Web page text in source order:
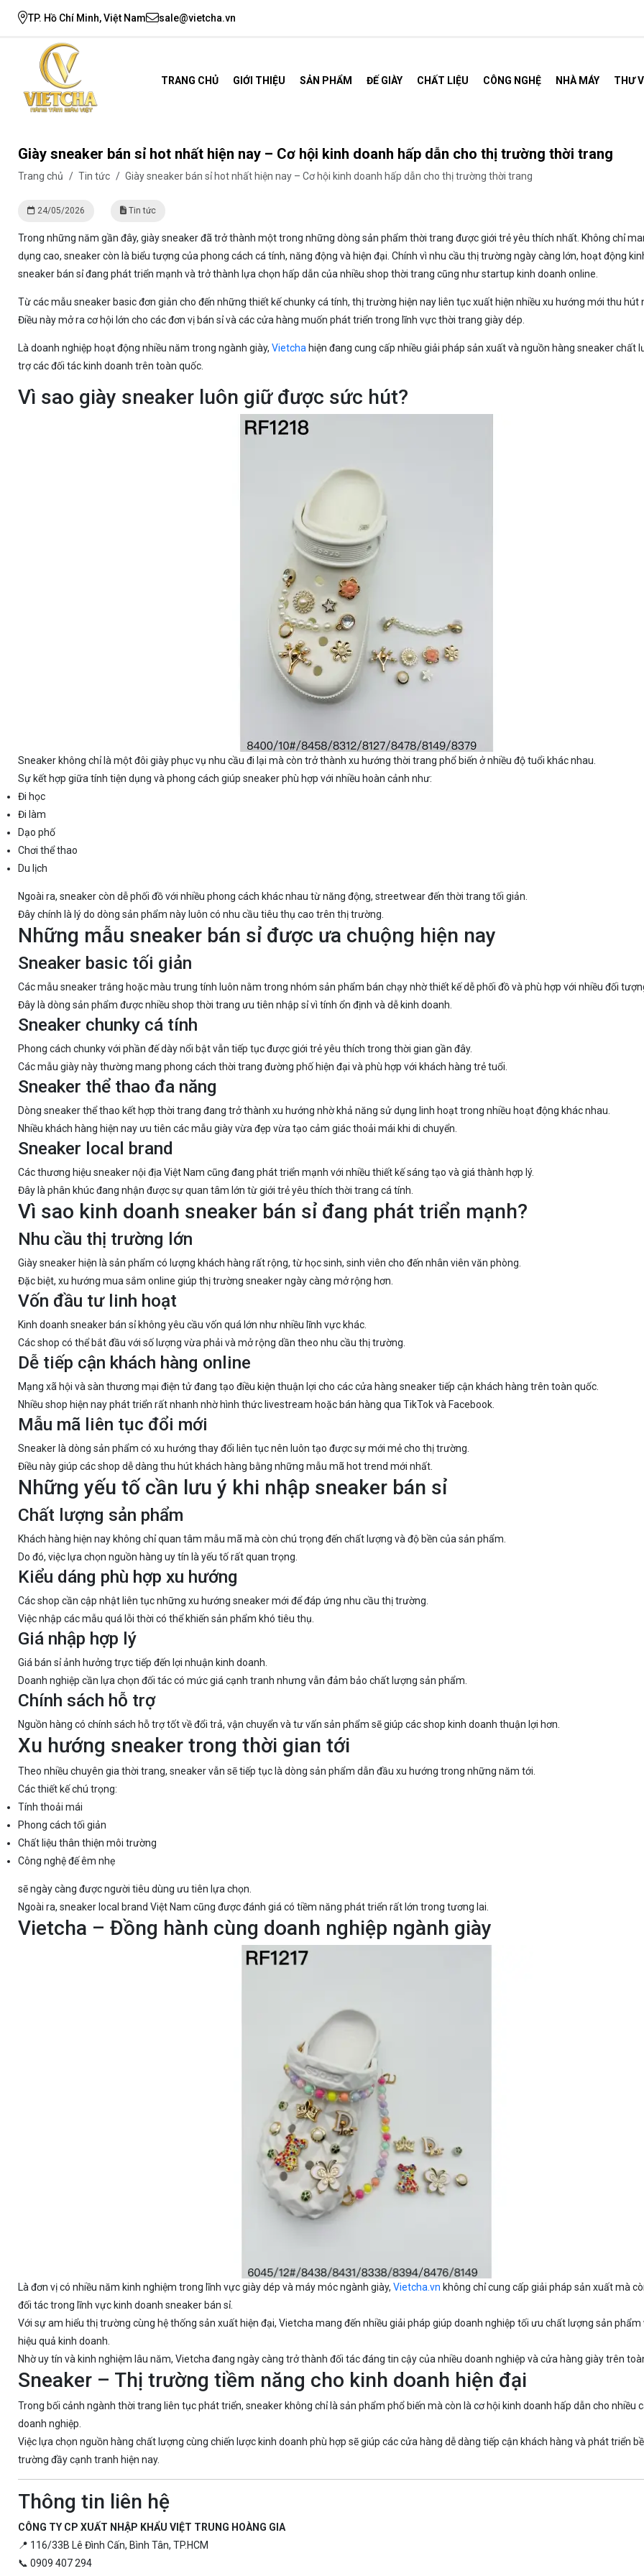
TP. Hồ Chí Minh, Việt Nam sale@vietcha.vn
TRANG CHỦ GIỚI THIỆU SẢN PHẨM ĐẾ GIÀY CHẤT LIỆU CÔNG NGHỆ NHÀ MÁY THƯ
Giày sneaker bán sỉ hot nhất hiện nay – Cơ hội kinh doanh hấp dẫn cho thị trường thời trang
Trang chủ / Tin tức / Giày sneaker bán sỉ hot nhất hiện nay – Cơ hội kinh doanh hấp dẫn cho thị trường thời trang
24/05/2026 Tin tức
Trong những năm gần đây, giày sneaker đã trở thành một trong những dòng sản phẩm thời trang được giới trẻ yêu thích nhất. Không chỉ
dụng cao, sneaker còn là biểu tượng của phong cách cá tính, năng động và hiện đại. Chính vì nhu cầu thị trường ngày càng lớn, hoạt động
sneaker bán sỉ đang phát triển mạnh và trở thành lựa chọn hấp dẫn của nhiều shop thời trang cũng như startup kinh doanh online.
Từ các mẫu sneaker basic đơn giản cho đến những thiết kế chunky cá tính, thị trường hiện nay liên tục xuất hiện nhiều xu hướng mới thu hút
Điều này mở ra cơ hội lớn cho các đơn vị bán sỉ và các cửa hàng muốn phát triển trong lĩnh vực thời trang giày dép.
Là doanh nghiệp hoạt động nhiều năm trong ngành giày, Vietcha hiện đang cung cấp nhiều giải pháp sản xuất và nguồn hàng sneaker chất
trợ các đối tác kinh doanh trên toàn quốc.
Vì sao giày sneaker luôn giữ được sức hút?
Sneaker không chỉ là một đôi giày phục vụ nhu cầu đi lại mà còn trở thành xu hướng thời trang phổ biến ở nhiều độ tuổi khác nhau.
Sự kết hợp giữa tính tiện dụng và phong cách giúp sneaker phù hợp với nhiều hoàn cảnh như:
Đi học
Đi làm
Dạo phố
Chơi thể thao
Du lịch
Ngoài ra, sneaker còn dễ phối đồ với nhiều phong cách khác nhau từ năng động, streetwear đến thời trang tối giản.
Đây chính là lý do dòng sản phẩm này luôn có nhu cầu tiêu thụ cao trên thị trường.
Những mẫu sneaker bán sỉ được ưa chuộng hiện nay
Sneaker basic tối giản
Các mẫu sneaker trắng hoặc màu trung tính luôn nằm trong nhóm sản phẩm bán chạy nhờ thiết kế dễ phối đồ và phù hợp với nhiều đối
Đây là dòng sản phẩm được nhiều shop thời trang ưu tiên nhập sỉ vì tính ổn định và dễ kinh doanh.
Sneaker chunky cá tính
Phong cách chunky với phần đế dày nổi bật vẫn tiếp tục được giới trẻ yêu thích trong thời gian gần đây.
Các mẫu giày này thường mang phong cách thời trang đường phố hiện đại và phù hợp với khách hàng trẻ tuổi.
Sneaker thể thao đa năng
Dòng sneaker thể thao kết hợp thời trang đang trở thành xu hướng nhờ khả năng sử dụng linh hoạt trong nhiều hoạt động khác nhau.
Nhiều khách hàng hiện nay ưu tiên các mẫu giày vừa đẹp vừa tạo cảm giác thoải mái khi di chuyển.
Sneaker local brand
Các thương hiệu sneaker nội địa Việt Nam cũng đang phát triển mạnh với nhiều thiết kế sáng tạo và giá thành hợp lý.
Đây là phân khúc đang nhận được sự quan tâm lớn từ giới trẻ yêu thích thời trang cá tính.
Vì sao kinh doanh sneaker bán sỉ đang phát triển mạnh?
Nhu cầu thị trường lớn
Giày sneaker hiện là sản phẩm có lượng khách hàng rất rộng, từ học sinh, sinh viên cho đến nhân viên văn phòng.
Đặc biệt, xu hướng mua sắm online giúp thị trường sneaker ngày càng mở rộng hơn.
Vốn đầu tư linh hoạt
Kinh doanh sneaker bán sỉ không yêu cầu vốn quá lớn như nhiều lĩnh vực khác.
Các shop có thể bắt đầu với số lượng vừa phải và mở rộng dần theo nhu cầu thị trường.
Dễ tiếp cận khách hàng online
Mạng xã hội và sàn thương mại điện tử đang tạo điều kiện thuận lợi cho các cửa hàng sneaker tiếp cận khách hàng trên toàn quốc.
Nhiều shop hiện nay phát triển rất nhanh nhờ hình thức livestream hoặc bán hàng qua TikTok và Facebook.
Mẫu mã liên tục đổi mới
Sneaker là dòng sản phẩm có xu hướng thay đổi liên tục nên luôn tạo được sự mới mẻ cho thị trường.
Điều này giúp các shop dễ dàng thu hút khách hàng bằng những mẫu mã hot trend mới nhất.
Những yếu tố cần lưu ý khi nhập sneaker bán sỉ
Chất lượng sản phẩm
Khách hàng hiện nay không chỉ quan tâm mẫu mã mà còn chú trọng đến chất lượng và độ bền của sản phẩm.
Do đó, việc lựa chọn nguồn hàng uy tín là yếu tố rất quan trọng.
Kiểu dáng phù hợp xu hướng
Các shop cần cập nhật liên tục những xu hướng sneaker mới để đáp ứng nhu cầu thị trường.
Việc nhập các mẫu quá lỗi thời có thể khiến sản phẩm khó tiêu thụ.
Giá nhập hợp lý
Giá bán sỉ ảnh hưởng trực tiếp đến lợi nhuận kinh doanh.
Doanh nghiệp cần lựa chọn đối tác có mức giá cạnh tranh nhưng vẫn đảm bảo chất lượng sản phẩm.
Chính sách hỗ trợ
Nguồn hàng có chính sách hỗ trợ tốt về đổi trả, vận chuyển và tư vấn sản phẩm sẽ giúp các shop kinh doanh thuận lợi hơn.
Xu hướng sneaker trong thời gian tới
Theo nhiều chuyên gia thời trang, sneaker vẫn sẽ tiếp tục là dòng sản phẩm dẫn đầu xu hướng trong những năm tới.
Các thiết kế chú trọng:
Tính thoải mái
Phong cách tối giản
Chất liệu thân thiện môi trường
Công nghệ đế êm nhẹ
sẽ ngày càng được người tiêu dùng ưu tiên lựa chọn.
Ngoài ra, sneaker local brand Việt Nam cũng được đánh giá có tiềm năng phát triển rất lớn trong tương lai.
Vietcha – Đồng hành cùng doanh nghiệp ngành giày
Là đơn vị có nhiều năm kinh nghiệm trong lĩnh vực giày dép và máy móc ngành giày, Vietcha.vn không chỉ cung cấp giải pháp sản xuất mà
đối tác trong lĩnh vực kinh doanh sneaker bán sỉ.
Với sự am hiểu thị trường cùng hệ thống sản xuất hiện đại, Vietcha mang đến nhiều giải pháp giúp doanh nghiệp tối ưu chất lượng sản phẩm
hiệu quả kinh doanh.
Nhờ uy tín và kinh nghiệm lâu năm, Vietcha đang ngày càng trở thành đối tác đáng tin cậy của nhiều doanh nghiệp và cửa hàng giày trên
Sneaker – Thị trường tiềm năng cho kinh doanh hiện đại
Trong bối cảnh ngành thời trang liên tục phát triển, sneaker không chỉ là sản phẩm phổ biến mà còn là cơ hội kinh doanh hấp dẫn cho nhiều
doanh nghiệp.
Việc lựa chọn nguồn hàng chất lượng cùng chiến lược kinh doanh phù hợp sẽ giúp các cửa hàng dễ dàng tiếp cận khách hàng và phát triển
trường đầy cạnh tranh hiện nay.
Thông tin liên hệ
CÔNG TY CP XUẤT NHẬP KHẨU VIỆT TRUNG HOÀNG GIA
📍 116/33B Lê Đình Cấn, Bình Tân, TP.HCM
📞 0909 407 294